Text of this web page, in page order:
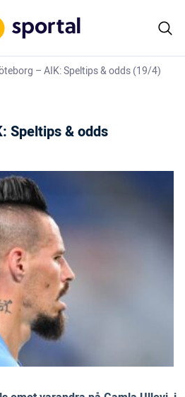
– AIK: Speltips & odds (19/4)
Speltips & odds